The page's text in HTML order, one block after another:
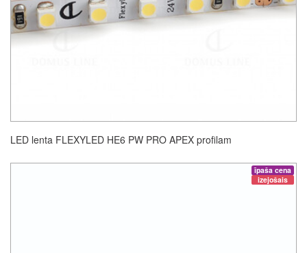
LED lenta FLEXYLED HE6 PW PRO APEX profilam
īpaša cena
izejošais